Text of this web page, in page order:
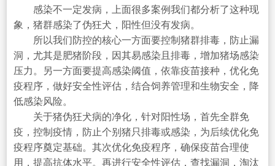
感染不一定发病，上面很多案例我们都分析了这种现
象，猪群感染了伪狂犬，阳性但没有发病。
所以我们防控的核心一方面要控制猪群排毒，防止漏
洞，尤其是肥猪阶段，因其易感染且排毒，增加猪场感染
压力。另一方面要提高感染阈值，依靠疫苗接种，优化免
疫程序，做好安全性评估，结合饲养管理和生物安全，降
低感染风险。
关于猪伪狂犬病的净化，针对阳性场，首先全群免
疫，控制疫情，防止个别猪只排毒或感染，为后续优化免
疫程序奠定基础。其次优化免疫程序，确保疫苗合理使
用，提高抗体水平。再进行安全性评估，查找漏洞，淘汰